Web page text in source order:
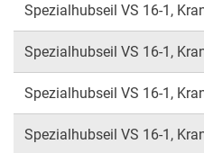
Spezialhubseil VS 16-1,
Spezialhubseil VS 16-1,
Spezialhubseil VS 16-1,
Spezialhubseil VS 16-1,